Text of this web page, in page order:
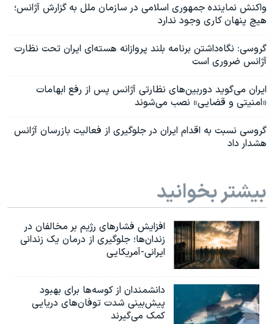
واکنش نماینده جمهوری اسلامی در سازمان ملل به گزارش آژانس؛
هیچ پنهان کاری وجود ندارد
گروسی: نگاه‌داشتن برنامه بلند پروازانه هسته‌ای ایران تحت نظارت
آژانس ضروری است
ایران می‌گوید دوربین‌های نظارتی آژانس پس از رفع ابهامات
«امنیتی و قضایی» نصب می‌شوند
گروسی نسبت به اقدام ایران در جلوگیری از فعالیت بازرسان آژانس
هشدار داد
بیشتر بخوانید
افزایش فشارهای رژیم بر مخالفان در
زندان‌ها؛ جلوگیری از درمان یک زندانی
ایرانی-آمریکایی
دانشمندان از کوسه‌ها برای بهبود
پیش‌بینی شدت توفان‌های دریایی
کمک می‌گیرند